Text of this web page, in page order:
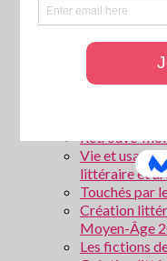
Archives :
Ritournelles, 20
Archives :
Parcours scolaires
Les forêts
Retrouve-moi
Vie et usages
littéraire et
Touchés par
Création
Moyen-Âge
Les fictions